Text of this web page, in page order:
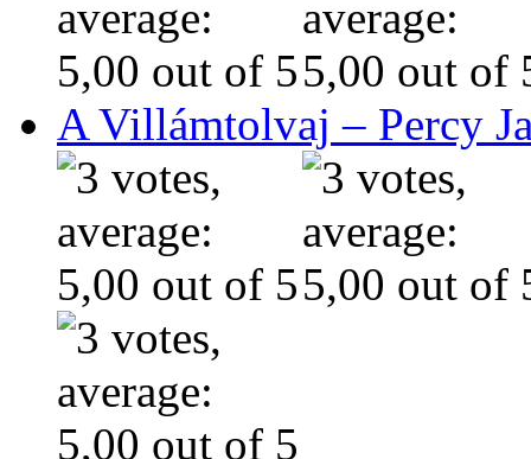
A Villámtolvaj – Percy